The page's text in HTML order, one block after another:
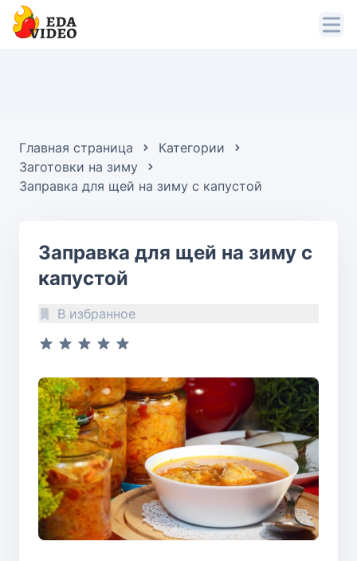
Главная страница
Категории
Заготовки на зиму
Заправка для щей на зиму с капустой
Заправка для щей на зиму с
капустой
В избранное